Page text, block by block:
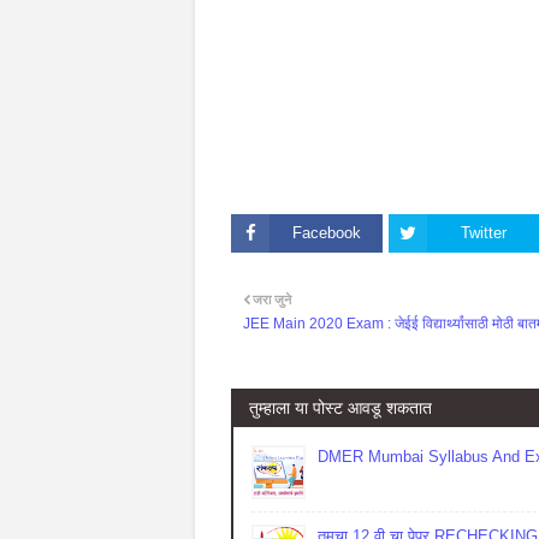
Facebook Twitter
जरा जुने
JEE Main 2020 Exam : जेईई विद्यार्थ्यांसाठी मोठी
तुम्‍हाला या पोस्‍ट आवडू शकतात
DMER Mumbai Syllabus And